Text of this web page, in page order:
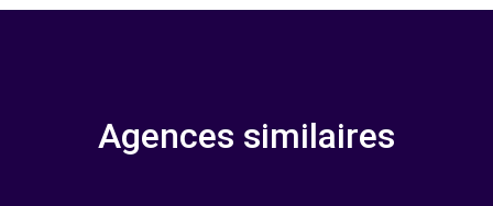
Agences similaires